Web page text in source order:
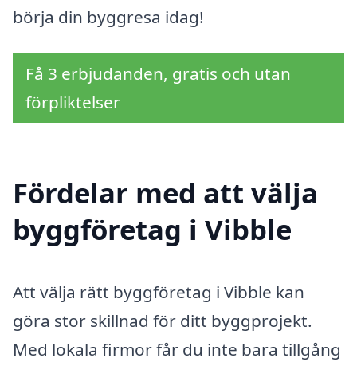
börja din byggresa idag!
Få 3 erbjudanden, gratis och utan
förpliktelser
Fördelar med att välja
byggföretag i Vibble
Att välja rätt byggföretag i Vibble kan
göra stor skillnad för ditt byggprojekt.
Med lokala firmor får du inte bara tillgång